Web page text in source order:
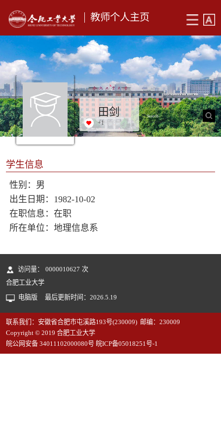
教师个人主页
田剑
+1
学生信息
性别：男
出生日期：1982-10-02
在职信息：在职
所在单位：地理信息系
访问量： 0000010627 次
合肥工业大学
电脑版
最后更新时间： 2026.5.19
联系我们：安徽省合肥市屯溪路193号(230009) 邮编：230009
Copyright © 2019 合肥工业大学
皖公网安备 34011102000080号 皖ICP备05018251号-1